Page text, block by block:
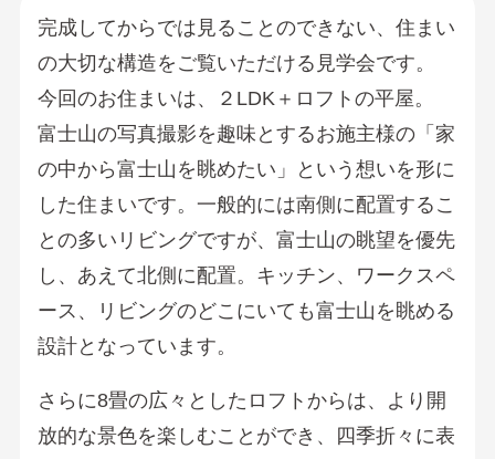
完成してからでは見ることのできない、住まい
の大切な構造をご覧いただける見学会です。
今回のお住まいは、２LDK＋ロフトの平屋。
富士山の写真撮影を趣味とするお施主様の「家
の中から富士山を眺めたい」という想いを形に
した住まいです。一般的には南側に配置するこ
との多いリビングですが、富士山の眺望を優先
し、あえて北側に配置。キッチン、ワークスペ
ース、リビングのどこにいても富士山を眺める
設計となっています。
さらに8畳の広々としたロフトからは、より開
放的な景色を楽しむことができ、四季折々に表